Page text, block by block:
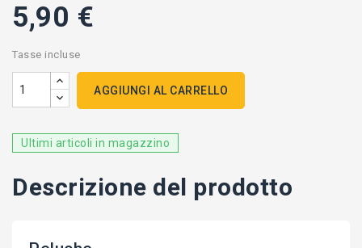
5,90 €
Tasse incluse
AGGIUNGI AL CARRELLO
Ultimi articoli in magazzino
Descrizione del prodotto